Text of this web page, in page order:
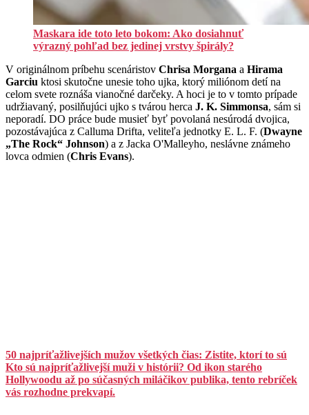
Maskara ide toto leto bokom: Ako dosiahnuť
výrazný pohľad bez jedinej vrstvy špirály?
V originálnom príbehu scenáristov Chrisa Morgana a Hirama
Garciu ktosi skutočne unesie toho ujka, ktorý miliónom detí na
celom svete roznáša vianočné darčeky. A hoci je to v tomto prípade
udržiavaný, posilňujúci ujko s tvárou herca J. K. Simmonsa, sám si
neporadí. DO práce bude musieť byť povolaná nesúrodá dvojica,
pozostávajúca z Calluma Drifta, veliteľa jednotky E. L. F. (Dwayne
„The Rock“ Johnson) a z Jacka O'Malleyho, neslávne známeho
lovca odmien (Chris Evans).
50 najpríťažlivejších mužov všetkých čias: Zistite, ktorí to sú
Kto sú najpríťažlivejší muži v histórii? Od ikon starého
Hollywoodu až po súčasných miláčikov publika, tento rebríček
vás rozhodne prekvapí.